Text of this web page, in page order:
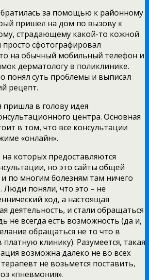
за помощью к районному
пришел на дом по вызову к
страдающему какой-то кожной
сфотографировал
на обычный мобильный телефон и
дерматологу в поликлинике.
понял суть проблемы и выписал
рецепт.
пришла в голову идея
центра. Основная
в том, что все консультации
«онлайн».
на которых предоставляются
но это сайты общей
по многим болезням там ничего
Люди поняли, что это – не
ход, а настоящая
деятельность, и стали обращаться
не всегда есть возможность (да и,
обращаться не то что в
клинику). Разумеется, такая
возможна далеко не во всех
не возьмется поставить,
«пневмония».